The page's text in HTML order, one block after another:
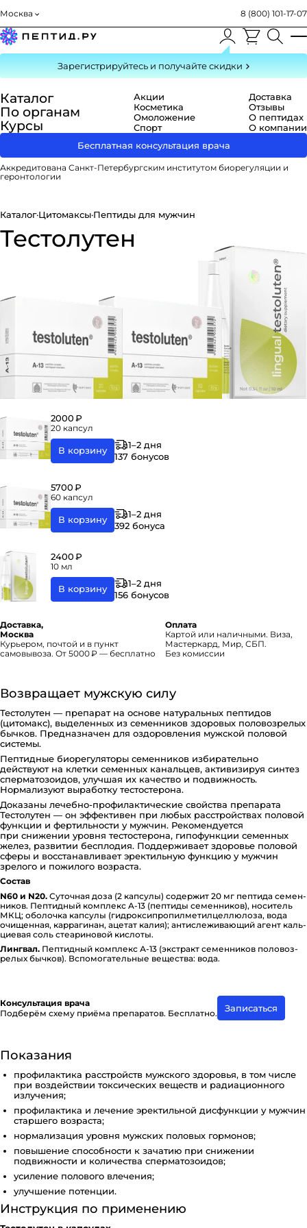
Москва 8 (800) 101-17-07
Зарегистрируйтесь и получайте скидки
Каталог
По органам
Курсы
Акции
Косметика
Омоложение
Спорт
Доставка
Отзывы
О пептидах
О компании
Бесплатная консультация врача
Аккредитована Санкт-Петербургским институтом биорегуляции и
геронтологии
Каталог·Цитомаксы·Пептиды для мужчин
Тестолутен
2000 ₽
20 капсул
В корзину
1–2 дня
137 бонусов
5700 ₽
60 капсул
В корзину
1–2 дня
392 бонуса
2400 ₽
10 мл
В корзину
1–2 дня
156 бонусов
Доставка,
Москва
Курьером, почтой и в пункт
самовывоза. От 5000 ₽ — бесплатно
Оплата
Картой или наличными. Виза,
Мастеркард, Мир, СБП.
Без комиссии
Возвращает мужскую силу
Тестолутен — препарат на основе натуральных пептидов
(цитомакс), выделенных из семенников здоровых половозрелых
бычков. Предназначен для оздоровления мужской половой
системы.
Пептидные биорегуляторы семенников избирательно
действуют на клетки семенных канальцев, активизируя синтез
сперматозоидов, улучшая их качество и подвижность.
Нормализуют выработку тестостерона.
Доказаны лечебно-профилактические свойства препарата
Тестолутен — он эффективен при любых расстройствах половой
функции и фертильности у мужчин. Рекомендуется
при снижении уровня тестостерона, гипофункции семенных
желез, развитии бесплодия. Поддерживает здоровье половой
сферы и восстанавливает эректильную функцию у мужчин
зрелого и пожилого возраста.
Состав
N60 и N20. Суточная доза (2 капсулы) содержит 20 мг пептида се­ме­н­
ни­ков. Пептидный комплекс A-13 (пептиды се­ме­н­ни­ков), носитель
МКЦ; оболочка капсулы (ги­д­ро­к­си­п­ро­пи­л­ме­ти­л­це­л­лю­ло­за, вода
очищенная, ка­р­ра­ги­нан, ацетат калия); ан­ти­с­ле­жи­ва­ю­щий агент каль­
ци­е­вая соль сте­а­ри­но­вой кислоты.
Лингвал. Пептидный комплекс А-13 (экстракт се­ме­н­ни­ков по­ло­во­з­
ре­лых бычков). Вспо­мо­га­тель­ные вещества: вода.
Консультация врача
Подберём схему приёма препаратов. Бесплатно.
Записаться
Показания
профилактика расстройств мужского здоровья, в том числе
при воздействии токсических веществ и радиационного
излучения;
профилактика и лечение эректильной дисфункции у мужчин
старшего возраста;
нормализация уровня мужских половых гормонов;
повышение способности к зачатию при снижении
подвижности и количества сперматозоидов;
усиление полового влечения;
улучшение потенции.
Инструкция по применению